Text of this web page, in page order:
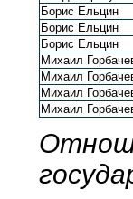
Борис Ельцин
Борис Ельцин
Борис Ельцин
Михаил
Михаил
Михаил
Михаил